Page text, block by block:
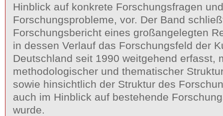
Hinblick auf konkrete Forschungsfragen und
Forschungsprobleme, vor. Der Band
Forschungsbericht eines großangelegten
in dessen Verlauf das Forschungsfeld der
Deutschland seit 1990 weitgehend erfasst,
methodologischer und thematischer
sowie hinsichtlich der Struktur des
auch im Hinblick auf bestehende
wurde.